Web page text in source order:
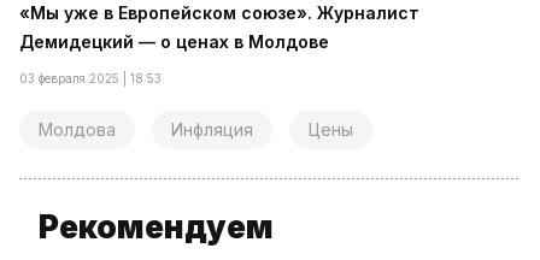
«Мы уже в Европейском союзе». Журналист
Демидецкий — о ценах в Молдове
03 февраля 2025 | 18:53
Молдова Инфляция Цены
Рекомендуем